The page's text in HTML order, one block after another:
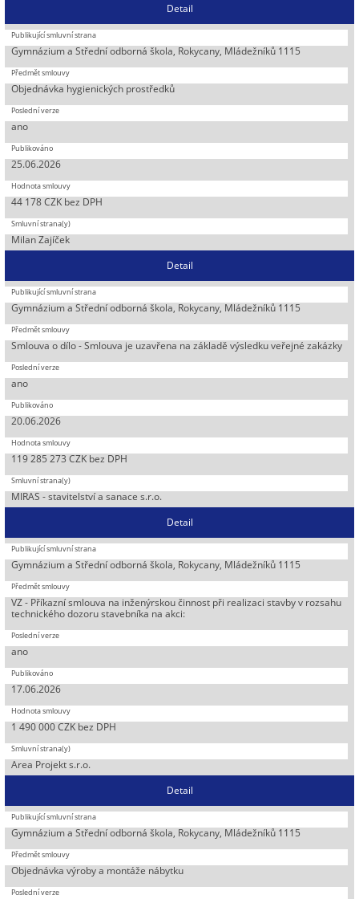
Detail
Gymnázium a Střední odborná škola, Rokycany, Mládežníků 1115
Objednávka hygienických prostředků
ano
25.06.2026
44 178 CZK bez DPH
Milan Zajíček
Detail
Gymnázium a Střední odborná škola, Rokycany, Mládežníků 1115
Smlouva o dílo - Smlouva je uzavřena na základě výsledku veřejné zakázky
ano
20.06.2026
119 285 273 CZK bez DPH
MIRAS - stavitelství a sanace s.r.o.
Detail
Gymnázium a Střední odborná škola, Rokycany, Mládežníků 1115
VZ - Příkazní smlouva na inženýrskou činnost při realizaci stavby v rozsahu
technického dozoru stavebníka na akci:
ano
17.06.2026
1 490 000 CZK bez DPH
Area Projekt s.r.o.
Detail
Gymnázium a Střední odborná škola, Rokycany, Mládežníků 1115
Objednávka výroby a montáže nábytku